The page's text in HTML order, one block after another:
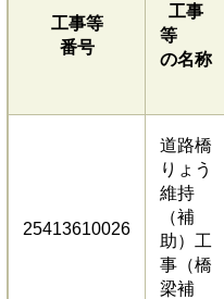
工事等
番号
工事
等
の名称
25413610026
道路橋
りょう
維持
（補
助）工
事（橋
梁補